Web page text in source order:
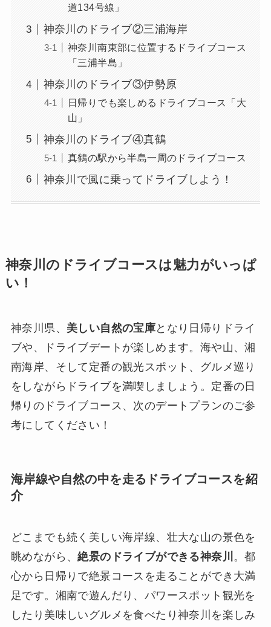
道134号線」
神奈川のドライブ②三浦海岸
神奈川南東部に位置するドライブコース
「三浦半島」
神奈川のドライブ③伊勢原
日帰りでも楽しめるドライブコース「大
山」
神奈川のドライブ④真鶴
真鶴の駅から半島一周のドライブコース
神奈川で風に乗ってドライブしよう！
神奈川のドライブコースは魅力がいっぱ
い！
神奈川県、 美しい自然の宝庫となり日帰りドライ
ブや、ドライブデートが楽しめます。海や山、湘
南海岸、そして定番の観光スポット、グルメ巡り
をしながらドライブを満喫しましょう。定番の日
帰りのドライブコース、次のデートプランのご参
考にしてください！
海岸線や自然の中を走るドライブコースを紹
介
どこまでも続く美しい海岸線、壮大な山の景色を
眺めながら、絶景のドライブができる神奈川
。都
心から日帰りで絶景コースを走ることができ大満
足です。湘南で遊んだり、パワースポット観光を
したり美味しいグルメを食べたり神奈川を楽しみ